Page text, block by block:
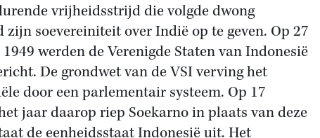
vrijheidsstrijd die volgde dwong
zijn soevereiniteit over Indië op te geven. Op 27
werden de Verenigde Staten van Indonesië
De grondwet van de VSI verving het
door een parlementair systeem. Op 17
jaar daarop riep Soekarno in plaats van deze
de eenheidsstaat Indonesië uit. Het